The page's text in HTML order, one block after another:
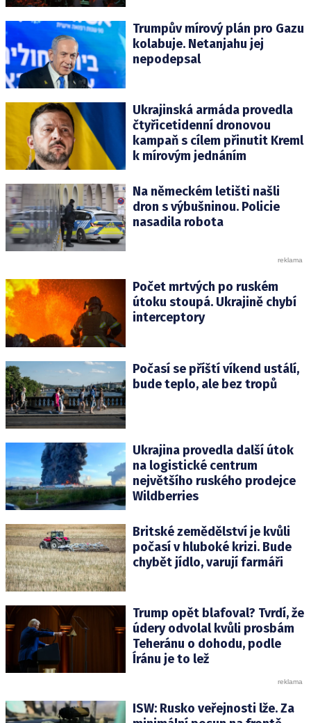
Trumpův mírový plán pro Gazu
kolabuje. Netanjahu jej
nepodepsal
Ukrajinská armáda provedla
čtyřicetidenní dronovou
kampaň s cílem přinutit Kreml
k mírovým jednáním
Na německém letišti našli
dron s výbušninou. Policie
nasadila robota
Počet mrtvých po ruském
útoku stoupá. Ukrajině chybí
interceptory
Počasí se příští víkend ustálí,
bude teplo, ale bez tropů
Ukrajina provedla další útok
na logistické centrum
největšího ruského prodejce
Wildberries
Britské zemědělství je kvůli
počasí v hluboké krizi. Bude
chybět jídlo, varují farmáři
Trump opět blafoval? Tvrdí, že
údery odvolal kvůli prosbám
Teheránu o dohodu, podle
Íránu je to lež
ISW: Rusko veřejnosti lže. Za